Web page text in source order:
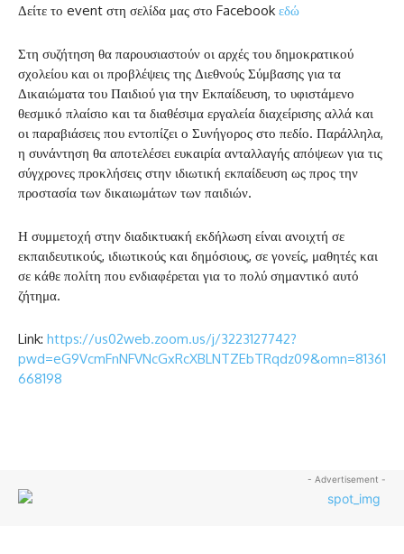
Δείτε το event στη σελίδα μας στο Facebook εδώ
Στη συζήτηση θα παρουσιαστούν οι αρχές του δημοκρατικού
σχολείου και οι προβλέψεις της Διεθνούς Σύμβασης για τα
Δικαιώματα του Παιδιού για την Εκπαίδευση, το υφιστάμενο
θεσμικό πλαίσιο και τα διαθέσιμα εργαλεία διαχείρισης αλλά και
οι παραβιάσεις που εντοπίζει ο Συνήγορος στο πεδίο. Παράλληλα,
η συνάντηση θα αποτελέσει ευκαιρία ανταλλαγής απόψεων για τις
σύγχρονες προκλήσεις στην ιδιωτική εκπαίδευση ως προς την
προστασία των δικαιωμάτων των παιδιών.
Η συμμετοχή στην διαδικτυακή εκδήλωση είναι ανοιχτή σε
εκπαιδευτικούς, ιδιωτικούς και δημόσιους, σε γονείς, μαθητές και
σε κάθε πολίτη που ενδιαφέρεται για το πολύ σημαντικό αυτό
ζήτημα.
Link: https://us02web.zoom.us/j/3223127742?
pwd=eG9VcmFnNFVNcGxRcXBLNTZEbTRqdz09&omn=81361
668198
- Advertisement -